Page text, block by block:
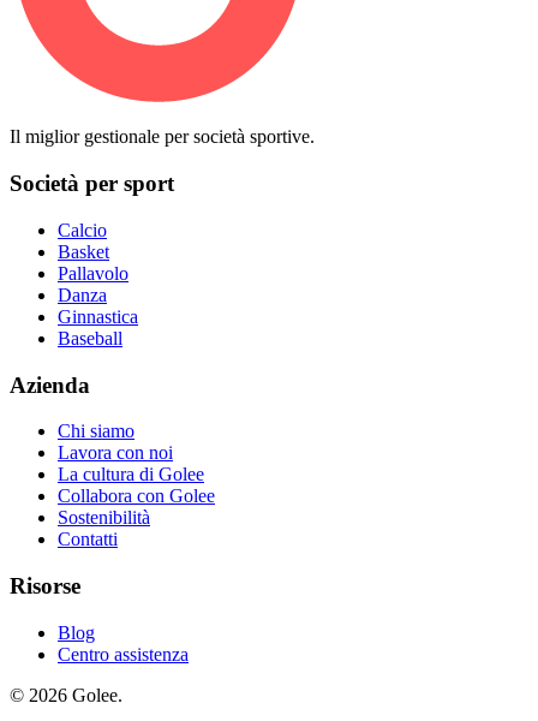
Il miglior gestionale per società sportive.
Società per sport
Calcio
Basket
Pallavolo
Danza
Ginnastica
Baseball
Azienda
Chi siamo
Lavora con noi
La cultura di Golee
Collabora con Golee
Sostenibilità
Contatti
Risorse
Blog
Centro assistenza
© 2026 Golee.